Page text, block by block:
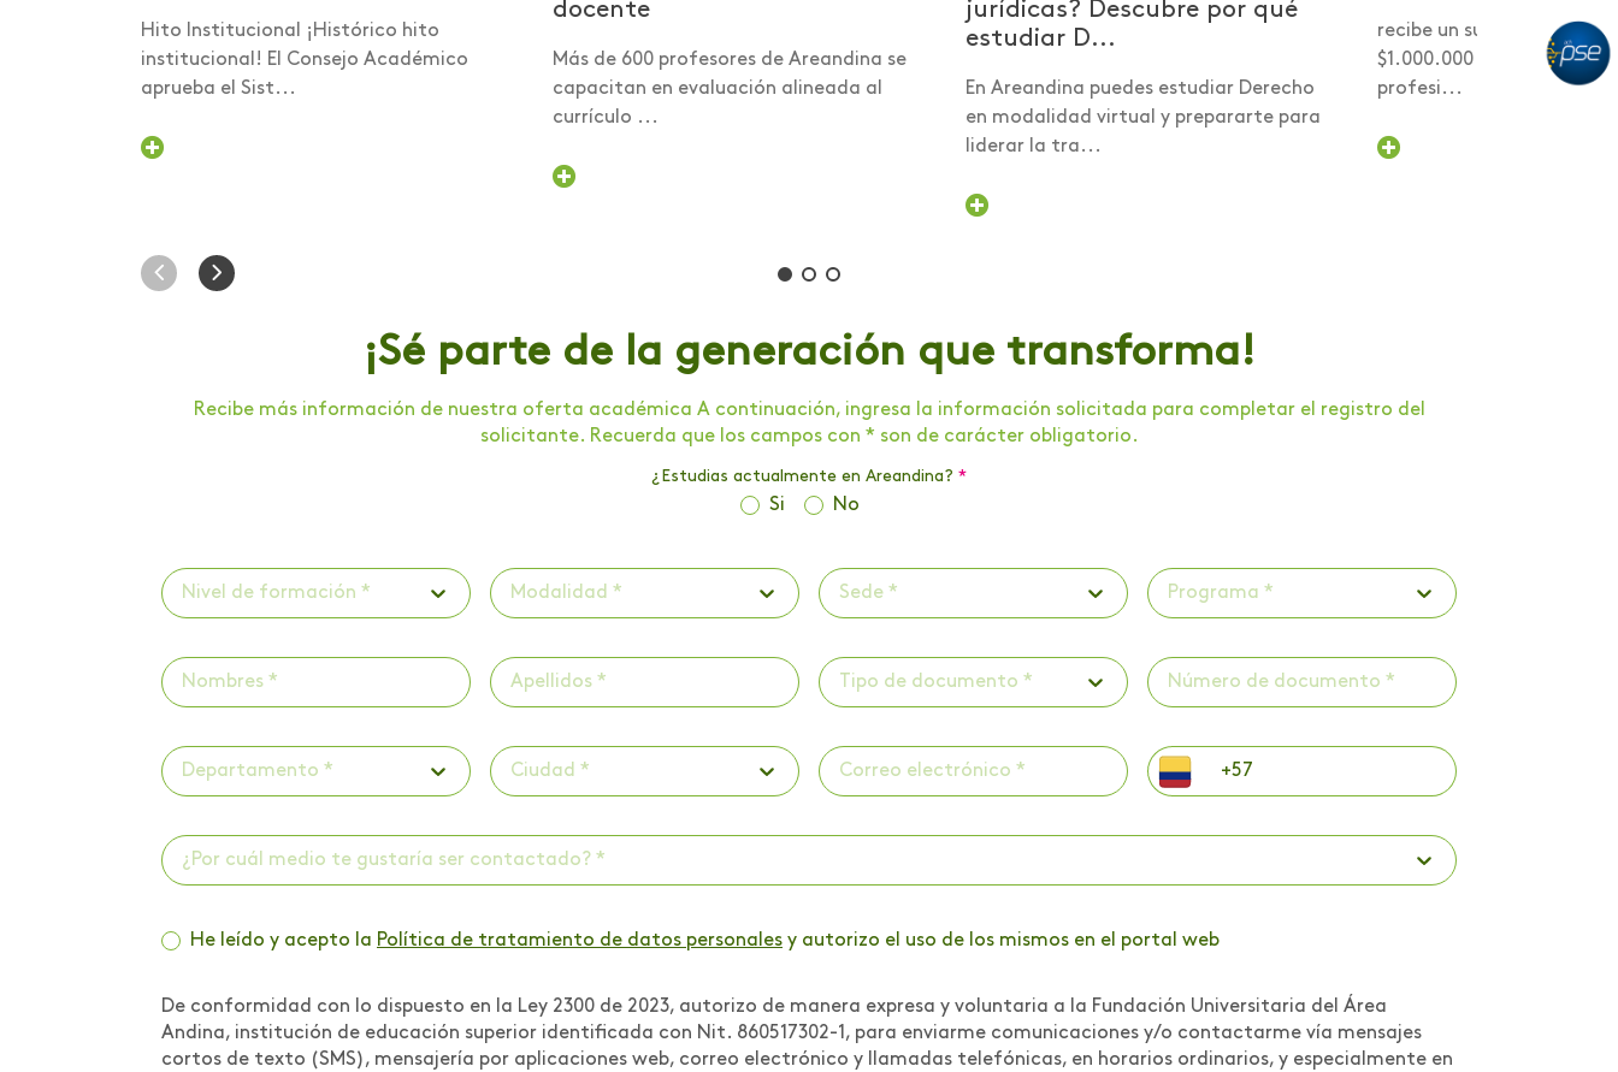
Foro nacional de
voluntariado
Inducción
Investigaciones
Investigaciones -
Invitación a panel
Lanzamiento de
Lanzamiento programa
psicológico
Libro Iniciación
Hito Institucional ¡Histórico hito
institucional! El Consejo Académico
aprueba el Sist...
docente
Más de 600 profesores de Areandina se
capacitan en evaluación alineada al
currículo ...
jurídicas? Descubre por qué
estudiar D...
En Areandina puedes estudiar Derecho
en modalidad virtual y prepararte para
liderar la tra...
recibe un subsidio desde
$1.000.000 para
profesi...
¡Sé parte de la generación que transforma!
Recibe más información de nuestra oferta académica A continuación, ingresa la información solicitada para completar el registro del
solicitante. Recuerda que los campos con * son de carácter obligatorio.
¿Estudias actualmente en Areandina? *
Si No
Nivel de formación * Modalidad * Sede * Programa *
Tipo de documento *
Departamento * Ciudad *
¿Por cuál medio te gustaría ser contactado? *
He leído y acepto la Política de tratamiento de datos personales y autorizo el uso de los mismos en el portal web
De conformidad con lo dispuesto en la Ley 2300 de 2023, autorizo de manera expresa y voluntaria a la Fundación Universitaria del Área
Andina, institución de educación superior identificada con Nit. 860517302-1, para enviarme comunicaciones y/o contactarme vía mensajes
cortos de texto (SMS), mensajería por aplicaciones web, correo electrónico y llamadas telefónicas, en horarios ordinarios, y especialmente en